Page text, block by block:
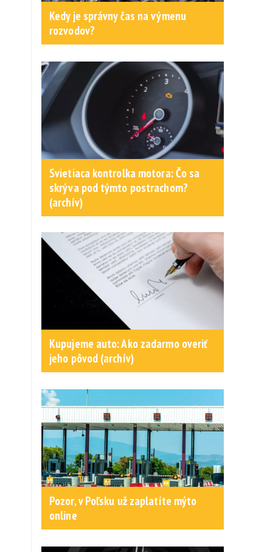
Kedy je správny čas na výmenu
rozvodov?
Svietiaca kontrolka motora: Čo sa
skrýva pod týmto postrachom?
(archív)
Kupujeme auto: Ako zadarmo overiť
jeho pôvod (archív)
Pozor, v Poľsku už zaplatíte mýto
online